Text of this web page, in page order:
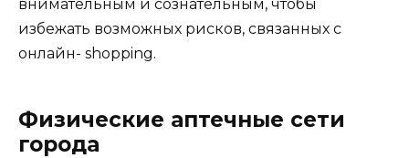
внимательным и сознательным, чтобы
избежать возможных рисков, связанных с
онлайн- shopping.
Физические аптечные сети
города